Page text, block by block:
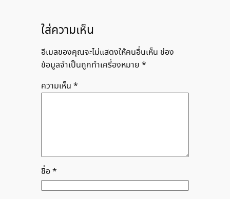
ใส่ความเห็น
อีเมลของคุณจะไม่แสดงให้คนอื่นเห็น ช่อง
ข้อมูลจำเป็นถูกทำเครื่องหมาย *
ความเห็น *
ชื่อ*